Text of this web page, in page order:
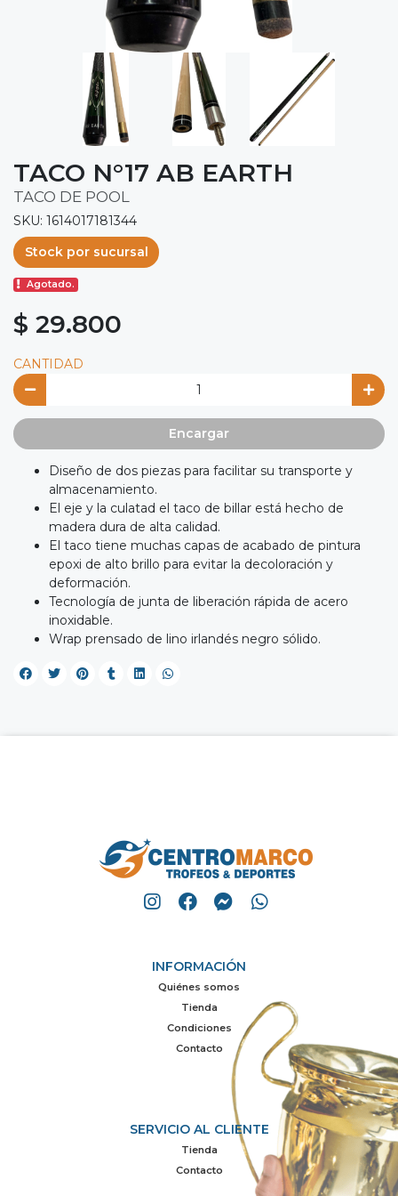
TACO N°17 AB EARTH
TACO DE POOL
SKU: 1614017181344
Stock por sucursal
Agotado.
$ 29.800
CANTIDAD
Encargar
Diseño de dos piezas para facilitar su transporte y
almacenamiento.
El eje y la culatad el taco de billar está hecho de
madera dura de alta calidad.
El taco tiene muchas capas de acabado de pintura
epoxi de alto brillo para evitar la decoloración y
deformación.
Tecnología de junta de liberación rápida de acero
inoxidable.
Wrap prensado de lino irlandés negro sólido.
INFORMACIÓN
Quiénes somos
Tienda
Condiciones
Contacto
SERVICIO AL CLIENTE
Tienda
Contacto